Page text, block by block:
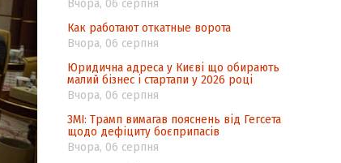
Вчора, 06 серпня
Как работают откатные ворота
Вчора, 06 серпня
Юридична адреса у Києві що обирають
малий бізнес і стартапи у 2026 році
Вчора, 06 серпня
ЗМІ: Трамп вимагав пояснень від Гегсета
щодо дефіциту боєприпасів
Вчора, 06 серпня